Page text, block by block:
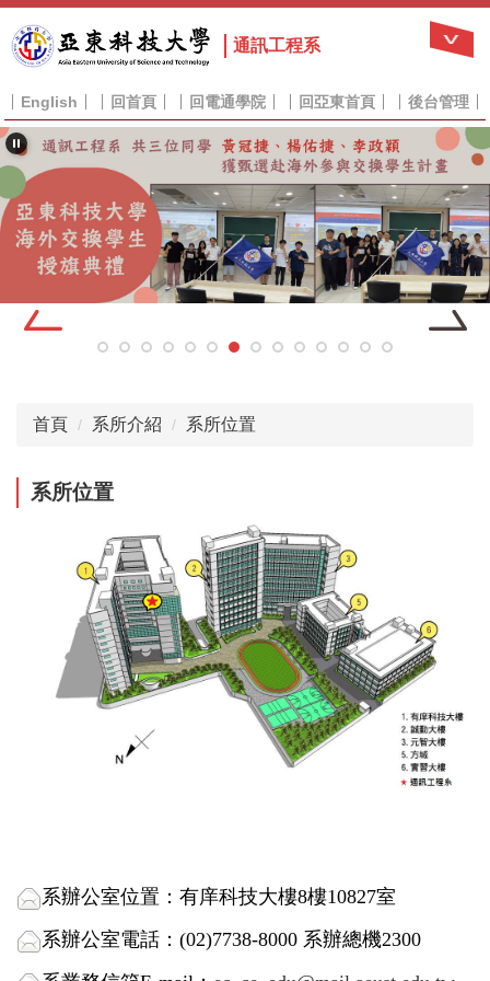
到
主
內
容
區
通訊工程系
English 回首頁 回電通學院 回亞東首頁 後台管理
首頁 系所介紹 系所位置
系所位置
系辦公室位置：有庠科技大樓8樓10827室
系辦公室電話：(02)7738-8000 系辦總機2300